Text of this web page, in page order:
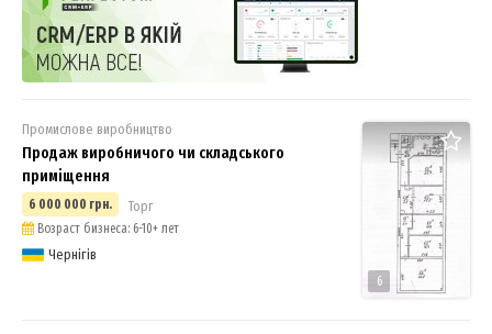
6
Промислове виробництво
Продаж виробничого чи складського
приміщення
6 000 000 грн. Торг
Возраст бизнеса: 6-10+ лет
Чернігів